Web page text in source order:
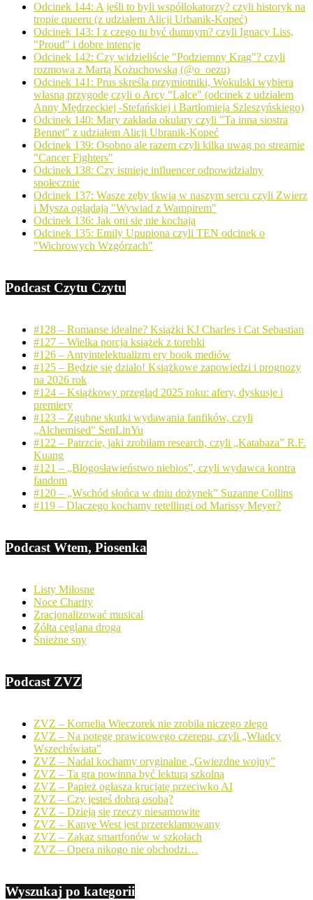
Odcinek 144: A jeśli to byli współlokatorzy? czyli historyk na
tropie queeru (z udziałem Alicji Urbanik-Kopeć)
Odcinek 143: I z czego tu być dumnym? czyli Ignacy Liss,
"Proud" i dobre intencje
Odcinek 142: Czy widzieliście "Podziemny Krąg"? czyli
rozmowa z Martą Kożuchowską (@o_oezu)
Odcinek 141: Prus skreśla przymiotniki, Wokulski wybiera
własną przygodę czyli o Arcy "Lalce" (odcinek z udziałem
Anny Mędrzeckiej -Stefańskiej i Bartłomieja Szleszyńskiego)
Odcinek 140: Mary zakłada okulary czyli "Ta inna siostra
Bennet" z udziałem Alicji Ubranik-Kopeć
Odcinek 139: Osobno ale razem czyli kilka uwag po streamie
"Cancer Fighters"
Odcinek 138: Czy istnieje influencer odpowidzialny
społecznie
Odcinek 137: Wasze zęby tkwią w naszym sercu czyli Zwierz
i Mysza oglądają "Wywiad z Wampirem"
Odcinek 136: Jak oni się nie kochają
Odcinek 135: Emily Upupiona czyli TEN odcinek o
"Wichrowych Wzgórzach"
Podcast Czytu Czytu
#128 – Romanse idealne? Książki KJ Charles i Cat Sebastian
#127 – Wielka porcja książek z torebki
#126 – Antyintelektualizm ery book mediów
#125 – Będzie się działo! Książkowe zapowiedzi i prognozy
na 2026 rok
#124 – Książkowy przegląd 2025 roku: afery, dyskusje i
premiery
#123 – Zgubne skutki wydawania fanfików, czyli
„Alchemised” SenLinYu
#122 – Patrzcie, jaki zrobiłam research, czyli „Katabaza” R.F.
Kuang
#121 – „Błogosławieństwo niebios”, czyli wydawca kontra
fandom
#120 – „Wschód słońca w dniu dożynek” Suzanne Collins
#119 – Dlaczego kochamy retellingi od Marissy Meyer?
Podcast Wtem, Piosenka
Listy Miłosne
Noce Charity
Zracjonalizować musical
Żółta ceglana droga
Śnieżne sny
Podcast ZVZ
ZVZ – Kornelia Wieczorek nie zrobiła niczego złego
ZVZ – Na potęgę prawicowego czerepu, czyli „Władcy
Wszechświata”
ZVZ – Nadal kochamy oryginalne „Gwiezdne wojny”
ZVZ – Ta gra powinna być lekturą szkolną
ZVZ – Papież ogłasza krucjatę przeciwko AI
ZVZ – Czy jesteś dobrą osobą?
ZVZ – Dzieją się rzeczy niesamowite
ZVZ – Kanye West jest przereklamowany
ZVZ – Zakaz smartfonów w szkołach
ZVZ – Opera nikogo nie obchodzi…
Wyszukaj po kategorii